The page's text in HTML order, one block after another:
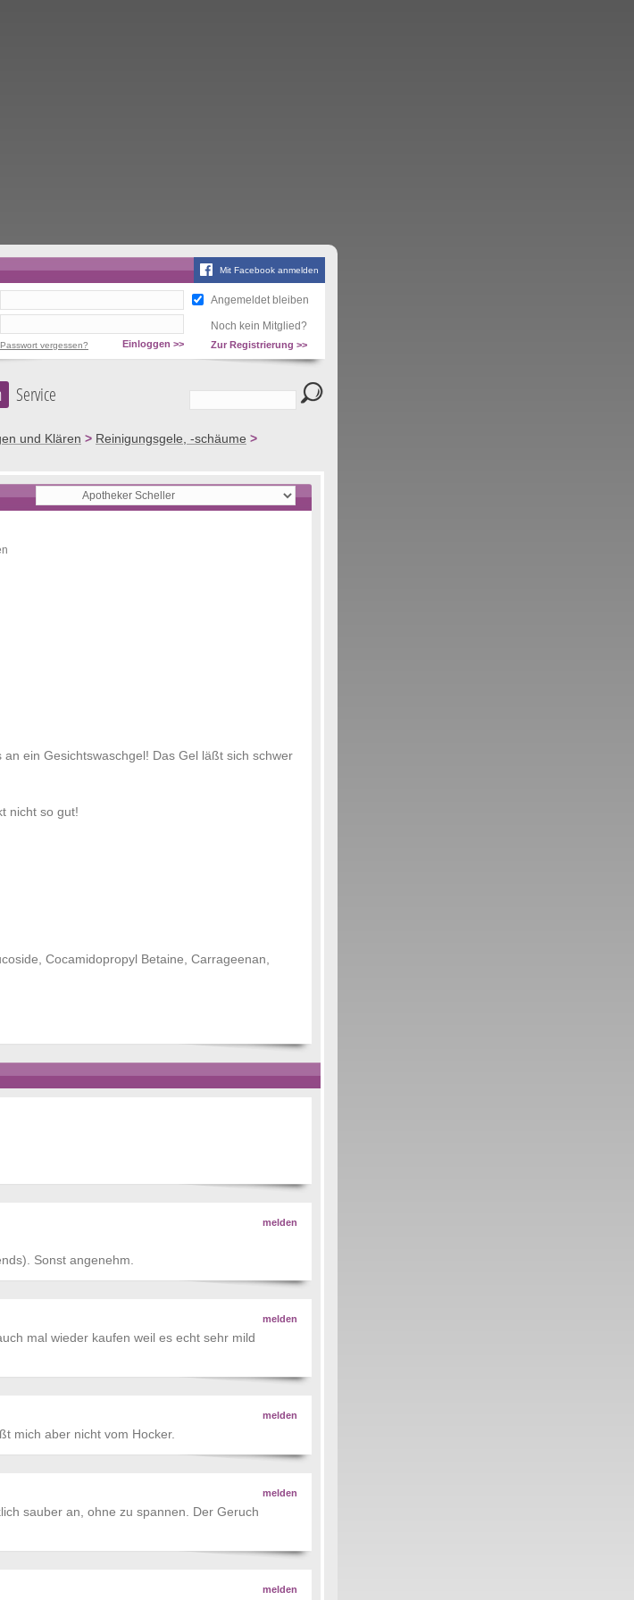
Mit Facebook anmelden
Angemeldet bleiben
Noch kein Mitglied?
Einloggen >>
Passwort vergessen? Zur Registrierung >>
Service
und Klären > Reinigungsgele, -schäume >
ein Gesichtswaschgel! Das Gel läßt sich schwer
nicht so gut!
Cocamidopropyl Betaine, Carrageenan,
melden
Sonst angenehm.
melden
mal wieder kaufen weil es echt sehr mild
melden
mich aber nicht vom Hocker.
melden
sauber an, ohne zu spannen. Der Geruch
melden